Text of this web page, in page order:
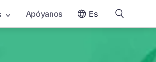
Apóyanos Es